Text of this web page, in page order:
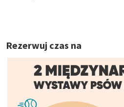
Rezerwuj czas na